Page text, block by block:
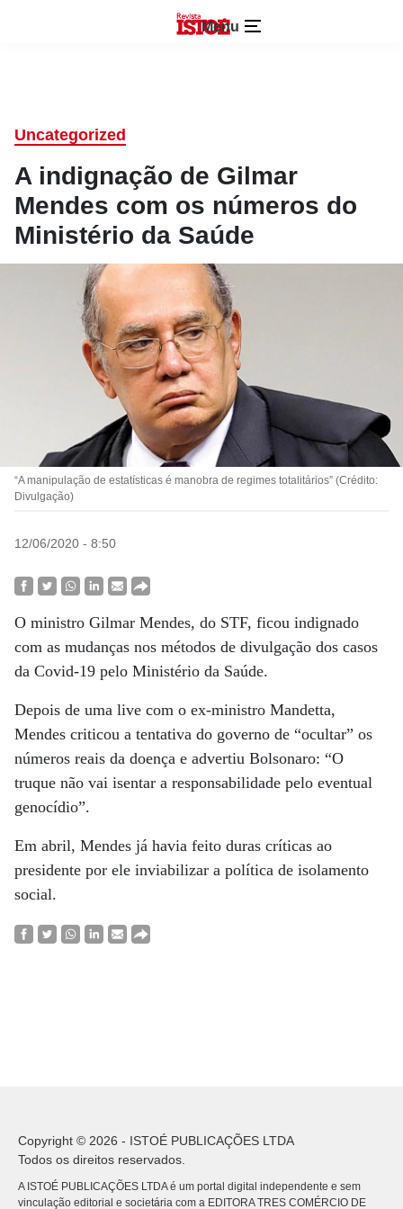
Menu
Uncategorized
A indignação de Gilmar
Mendes com os números do
Ministério da Saúde
“A manipulação de estatísticas é manobra de regimes totalitários” (Crédito:
Divulgação)
12/06/2020 - 8:50
O ministro Gilmar Mendes, do STF, ficou indignado
com as mudanças nos métodos de divulgação dos casos
da Covid-19 pelo Ministério da Saúde.
Depois de uma live com o ex-ministro Mandetta,
Mendes criticou a tentativa do governo de “ocultar” os
números reais da doença e advertiu Bolsonaro: “O
truque não vai isentar a responsabilidade pelo eventual
genocídio”.
Em abril, Mendes já havia feito duras críticas ao
presidente por ele inviabilizar a política de isolamento
social.
Copyright © 2026 - ISTOÉ PUBLICAÇÕES LTDA
Todos os direitos reservados.
A ISTOÉ PUBLICAÇÕES LTDA é um portal digital independente e sem
vinculação editorial e societária com a EDITORA TRES COMÉRCIO DE